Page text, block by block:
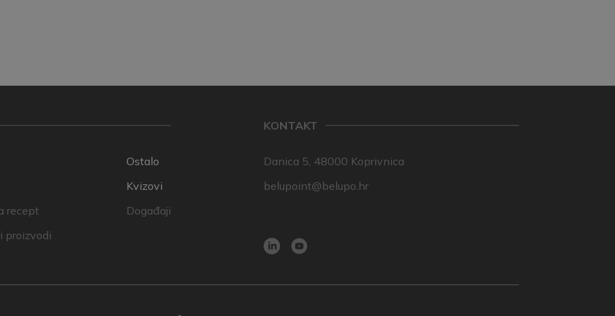
recept
proizvodi
Ostalo
Kvizovi
Događaji
KONTAKT
Danica 5, 48000 Koprivnica
belupoint@belupo.hr